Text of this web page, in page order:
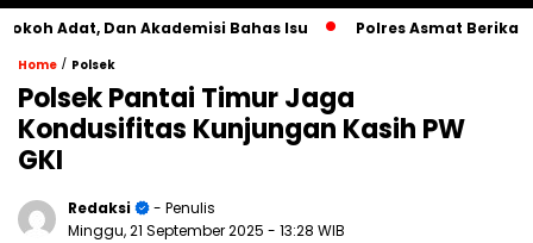
Dan Akademisi Bahas Isu Polres Asmat Berikan Bantuan
Home / Polsek
Polsek Pantai Timur Jaga
Kondusifitas Kunjungan Kasih PW
GKI
Redaksi
- Penulis
Minggu, 21 September 2025 - 13:28 WIB